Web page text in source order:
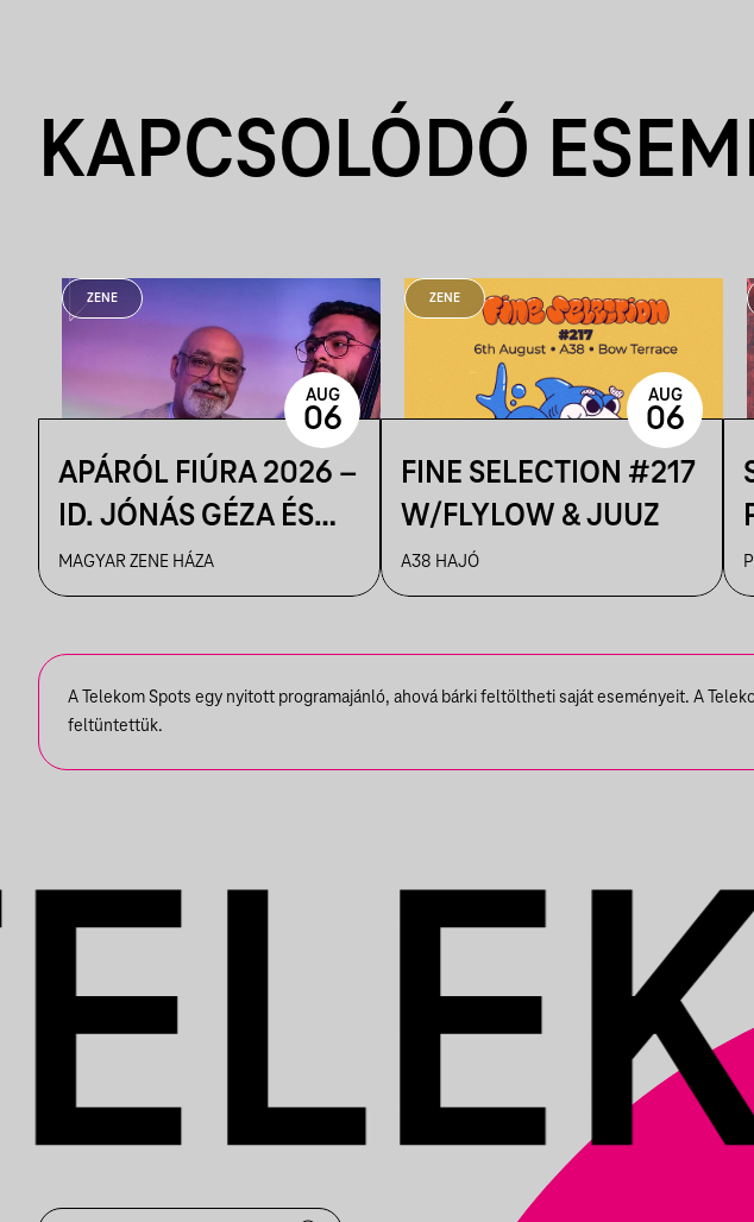
KAPCSOLÓDÓ
ZENE
APÁRÓL FIÚRA 2026 –
ID. JÓNÁS GÉZA ÉS
ZENEKARA & IFJ.
JÓNÁS GÉZA ÉS
ZENEKARA, VENDÉG:
ROBY LAKATOS,
EMILIO
MAGYAR ZENE HÁZA
AUG
06
ZENE
FINE SELECTION #217
W/FLYLOW & JUUZ
A38 HAJÓ
AUG
06
A Telekom Spots egy nyitott programajánló, ahová bárki feltöltheti saját eseményeit. A
feltüntettük.